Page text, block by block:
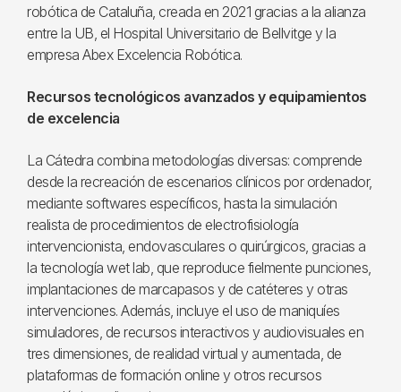
robótica de Cataluña, creada en 2021 gracias a la alianza
entre la UB, el Hospital Universitario de Bellvitge y la
empresa Abex Excelencia Robótica.
Recursos tecnológicos avanzados y equipamientos
de excelencia
La Cátedra combina metodologías diversas: comprende
desde la recreación de escenarios clínicos por ordenador,
mediante softwares específicos, hasta la simulación
realista de procedimientos de electrofisiología
intervencionista, endovasculares o quirúrgicos, gracias a
la tecnología wet lab, que reproduce fielmente punciones,
implantaciones de marcapasos y de catéteres y otras
intervenciones. Además, incluye el uso de maniquíes
simuladores, de recursos interactivos y audiovisuales en
tres dimensiones, de realidad virtual y aumentada, de
plataformas de formación online y otros recursos